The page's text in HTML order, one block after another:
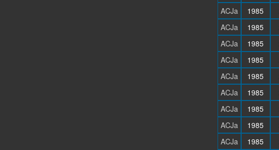
ACJa
1985
ACJa
1985
ACJa
1985
ACJa
1985
ACJa
1985
ACJa
1985
ACJa
1985
ACJa
1985
ACJa
1985